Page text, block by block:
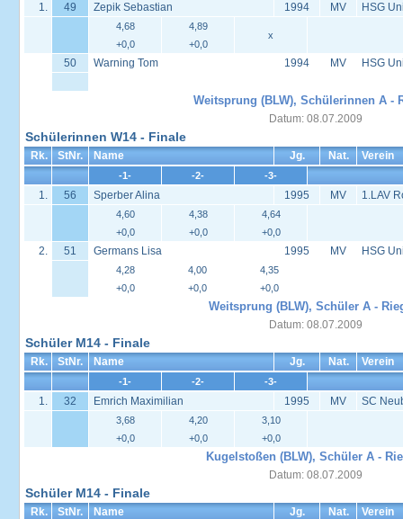
1. 49 Zepik Sebastian 1994 MV HSG
4,68
+0,0
4,89
+0,0
x
50 Warning Tom 1994 MV HSG
Weitsprung (BLW), Schülerinnen A -
Datum: 08.07.2009
Schülerinnen W14 - Finale
Rk. StNr. Name Jg. Nat. Verein
-1- -2- -3-
1. 56 Sperber Alina 1995 MV 1.LAV
4,60
+0,0
4,38
+0,0
4,64
+0,0
2. 51 Germans Lisa 1995 MV HSG
4,28
+0,0
4,00
+0,0
4,35
+0,0
Weitsprung (BLW), Schüler A -
Datum: 08.07.2009
Schüler M14 - Finale
Rk. StNr. Name Jg. Nat. Verein
-1- -2- -3-
1. 32 Emrich Maximilian 1995 MV SC
3,68
+0,0
4,20
+0,0
3,10
+0,0
Kugelstoßen (BLW), Schüler A -
Datum: 08.07.2009
Schüler M14 - Finale
Rk. StNr. Name Jg. Nat. Verein